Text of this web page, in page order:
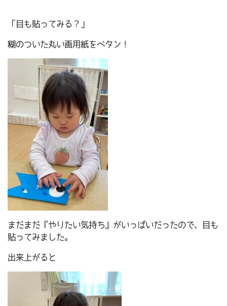
「目も貼ってみる？」
糊のついた丸い画用紙をペタン！
まだまだ『やりたい気持ち』がいっぱいだったので、目も
貼ってみました。
出来上がると